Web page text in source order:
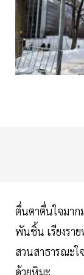
ตื่นตาตื่นใจมาก
พันชิ้น เรียงรา
สวนสาธารณะใ
ด้วยหิมะ